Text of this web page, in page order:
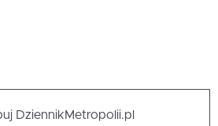
DziennikMetropolii.pl